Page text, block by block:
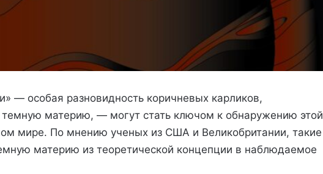
— особая разновидность коричневых карликов,
материю, — могут стать ключом к обнаружению этой
мире. По мнению ученых из США и Великобритании, такие
материю из теоретической концепции в наблюдаемое